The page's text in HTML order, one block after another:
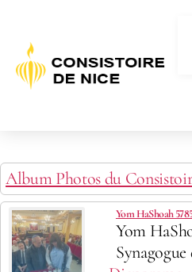
Album Photos du
Yom HaShoah
Yom